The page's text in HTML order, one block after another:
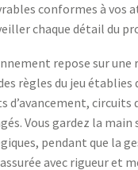
conformes à vos
chaque détail du
repose sur une
règles du jeu établies
d’avancement, circuits
Vous gardez la main
pendant que la
avec rigueur et